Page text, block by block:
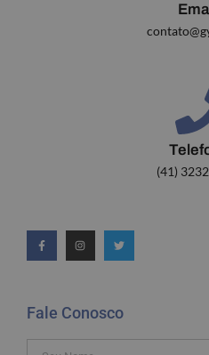
(41)
Fale Conosco